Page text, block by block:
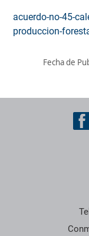
acuerdo-no-45-
produccion-
Fecha de
Pie de página